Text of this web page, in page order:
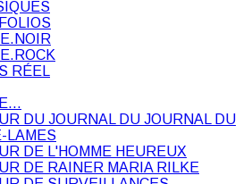
RÉEL
DU JOURNAL DU JOURNAL DU
LAMES
DE L'HOMME HEUREUX
DE RAINER MARIA RILKE